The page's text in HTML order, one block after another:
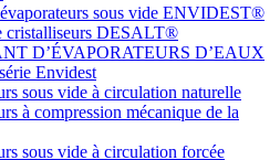
sous vide ENVIDEST®
cristalliseurs DESALT®
D’ÉVAPORATEURS D’EAUX
Envidest
sous vide à circulation naturelle
à compression mécanique de la
sous vide à circulation forcée